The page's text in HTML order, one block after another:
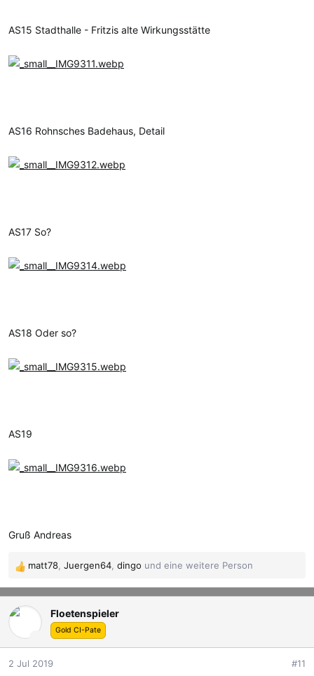
AS15 Stadthalle - Fritzis alte Wirkungsstätte
AS16 Rohnsches Badehaus, Detail
AS17 So?
AS18 Oder so?
AS19
Gruß Andreas
R
e
a
k
n
matt78 Juergen64 dingo und eine weitere Person
Floetenspieler
Gold CI-Pate
2 Jul 2019 #11